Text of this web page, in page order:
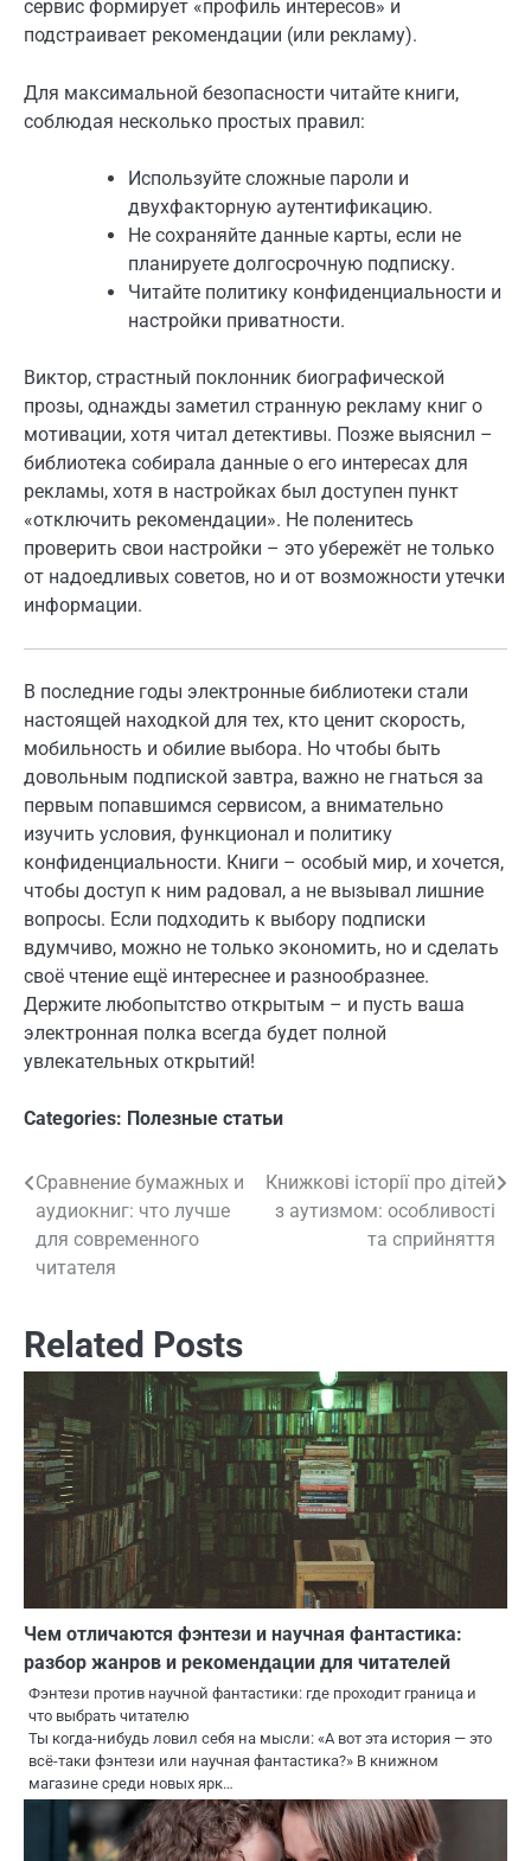
сервис формирует «профиль интересов» и
подстраивает рекомендации (или рекламу).
Для максимальной безопасности читайте книги,
соблюдая несколько простых правил:
Используйте сложные пароли и
двухфакторную аутентификацию.
Не сохраняйте данные карты, если не
планируете долгосрочную подписку.
Читайте политику конфиденциальности и
настройки приватности.
Виктор, страстный поклонник биографической
прозы, однажды заметил странную рекламу книг о
мотивации, хотя читал детективы. Позже выяснил –
библиотека собирала данные о его интересах для
рекламы, хотя в настройках был доступен пункт
«отключить рекомендации». Не поленитесь
проверить свои настройки – это убережёт не только
от надоедливых советов, но и от возможности утечки
информации.
В последние годы электронные библиотеки стали
настоящей находкой для тех, кто ценит скорость,
мобильность и обилие выбора. Но чтобы быть
довольным подпиской завтра, важно не гнаться за
первым попавшимся сервисом, а внимательно
изучить условия, функционал и политику
конфиденциальности. Книги – особый мир, и хочется,
чтобы доступ к ним радовал, а не вызывал лишние
вопросы. Если подходить к выбору подписки
вдумчиво, можно не только экономить, но и сделать
своё чтение ещё интереснее и разнообразнее.
Держите любопытство открытым – и пусть ваша
электронная полка всегда будет полной
увлекательных открытий!
Categories: Полезные статьи
Навигация
по
записям
Сравнение бумажных и
аудиокниг: что лучше
для современного
читателя
Книжкові історії про дітей
з аутизмом: особливості
та сприйняття
Related Posts
Чем отличаются фэнтези и научная фантастика:
разбор жанров и рекомендации для читателей
Фэнтези против научной фантастики: где проходит граница и
что выбрать читателю
Ты когда-нибудь ловил себя на мысли: «А вот эта история — это
всё-таки фэнтези или научная фантастика?» В книжном
магазине среди новых ярк…